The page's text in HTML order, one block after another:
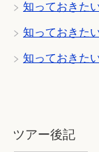
知っておきた
知っておきた
知っておきた
ツアー後記